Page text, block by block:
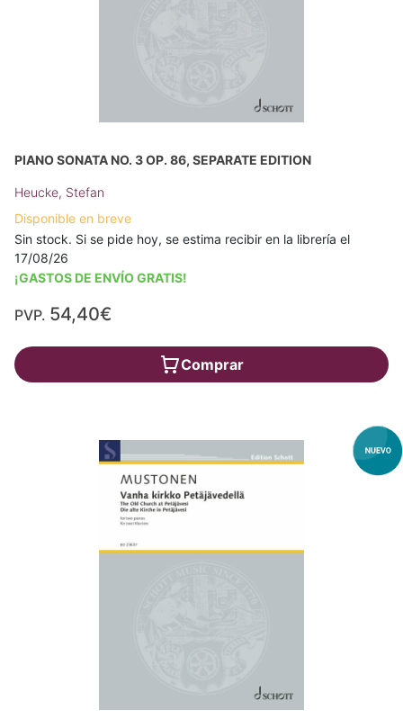
PIANO SONATA NO. 3 OP. 86, SEPARATE EDITION
Heucke, Stefan
Disponible en breve
Sin stock. Si se pide hoy, se estima recibir en la librería el
17/08/26
¡GASTOS DE ENVÍO GRATIS!
PVP. 54,40€
Comprar